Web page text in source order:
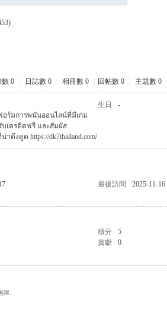
數 0 日誌數 0 相冊數 0 回帖數 0 主題數 0
生日
-
ร์มการพนันออนไลน์ที่มีเกม
เครดิตฟรี และสัมผัส
ดึงดูด https://dk7thailand.com/
最後訪問
2025-11-16
積分
5
貢獻 0
限.